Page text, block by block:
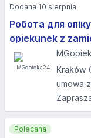
Робота для
opiekunek z
Kraków
umowa
Dodana 10 sierpnia
Polecana